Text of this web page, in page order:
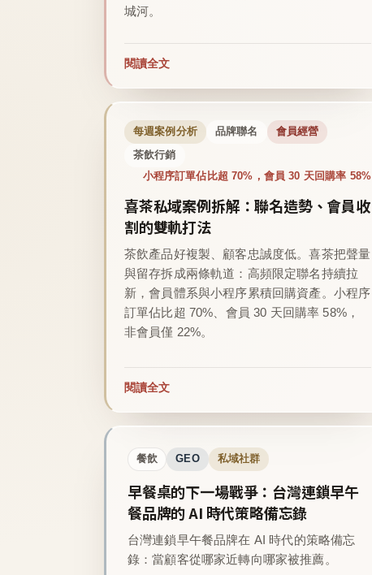
城河。
閱讀全文
每週案例分析 品牌聯名 會員經營
茶飲行銷
小程序訂單佔比超 70%，會員 30 天回購率 58%
喜茶私域案例拆解：聯名造勢、會員收
割的雙軌打法
茶飲產品好複製、顧客忠誠度低。喜茶把聲量
與留存拆成兩條軌道：高頻限定聯名持續拉
新，會員體系與小程序累積回購資產。小程序
訂單佔比超 70%、會員 30 天回購率 58%，
非會員僅 22%。
閱讀全文
餐飲 GEO 私域社群
早餐桌的下一場戰爭：台灣連鎖早午
餐品牌的 AI 時代策略備忘錄
台灣連鎖早午餐品牌在 AI 時代的策略備忘
錄：當顧客從哪家近轉向哪家被推薦。